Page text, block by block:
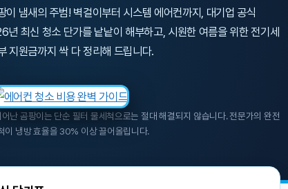
이 냄새의 주범! 벽걸이부터 시스템 에어컨까지, 대기업 공식
최신 청소 단가를 낱낱이 해부하고, 시원한 여름을 위한 전기세
지원금까지 싹 다 정리해 드립니다.
난 곰팡이는 단순 필터 물세척으로는 절대 해결되지 않습니다. 전문가의 완전
이 냉방 효율을 30% 이상 끌어올립니다.